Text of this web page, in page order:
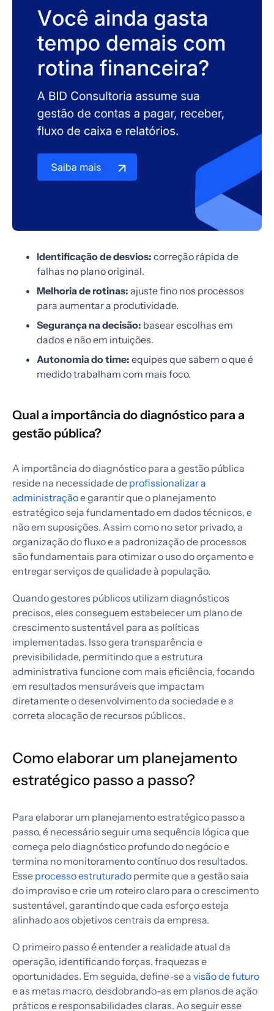
Identificação de desvios: correção rápida de
falhas no plano original.
Melhoria de rotinas: ajuste fino nos processos
para aumentar a produtividade.
Segurança na decisão: basear escolhas em
dados e não em intuições.
Autonomia do time: equipes que sabem o que é
medido trabalham com mais foco.
Qual a importância do diagnóstico para a
gestão pública?
A importância do diagnóstico para a gestão pública
reside na necessidade de profissionalizar a
administraçãoe garantir que o planejamento
estratégico seja fundamentado em dados técnicos, e
não em suposições. Assim como no setor privado, a
organização do fluxo e a padronização de processos
são fundamentais para otimizar o uso do orçamento e
entregar serviços de qualidade à população.
Quando gestores públicos utilizam diagnósticos
precisos, eles conseguem estabelecer um plano de
crescimento sustentável para as políticas
implementadas. Isso gera transparência e
previsibilidade, permitindo que a estrutura
administrativa funcione com mais eficiência, focando
em resultados mensuráveis que impactam
diretamente o desenvolvimento da sociedade e a
correta alocação de recursos públicos.
Como elaborar um planejamento
estratégico passo a passo?
Para elaborar um planejamento estratégico passo a
passo, é necessário seguir uma sequência lógica que
começa pelo diagnóstico profundo do negócio e
termina no monitoramento contínuo dos resultados.
Esse processo estruturado permite que a gestão saia
do improviso e crie um roteiro claro para o crescimento
sustentável, garantindo que cada esforço esteja
alinhado aos objetivos centrais da empresa.
O primeiro passo é entender a realidade atual da
operação, identificando forças, fraquezas e
oportunidades. Em seguida, define-se a visão de futuro
e as metas macro, desdobrando-as em planos de ação
práticos e responsabilidades claras. Ao seguir esse